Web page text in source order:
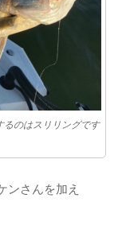
のはスリリングです
ンさんを加え